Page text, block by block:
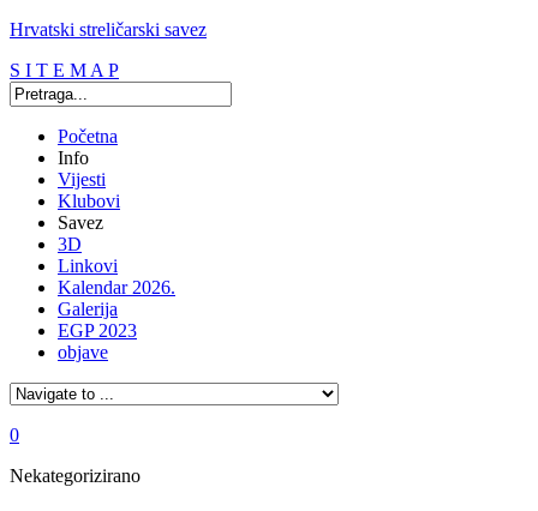
Hrvatski streličarski savez
S I T E M A P
Početna
Info
Vijesti
Klubovi
Savez
3D
Linkovi
Kalendar 2026.
Galerija
EGP 2023
objave
0
Nekategorizirano